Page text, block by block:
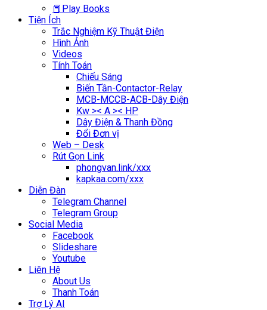
📕Play Books
Tiện Ích
Trắc Nghiệm Kỹ Thuật Điện
Hình Ảnh
Videos
Tính Toán
Chiếu Sáng
Biến Tần-Contactor-Relay
MCB-MCCB-ACB-Dây Điện
Kw >< A >< HP
Dây Điện & Thanh Đồng
Đổi Đơn vị
Web – Desk
Rút Gọn Link
phongvan.link/xxx
kapkaa.com/xxx
Diễn Đàn
Telegram Channel
Telegram Group
Social Media
Facebook
Slideshare
Youtube
Liên Hệ
About Us
Thanh Toán
Trợ Lý AI